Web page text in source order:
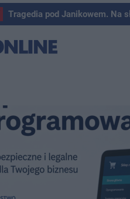
Tragedia pod Janikowem. Na